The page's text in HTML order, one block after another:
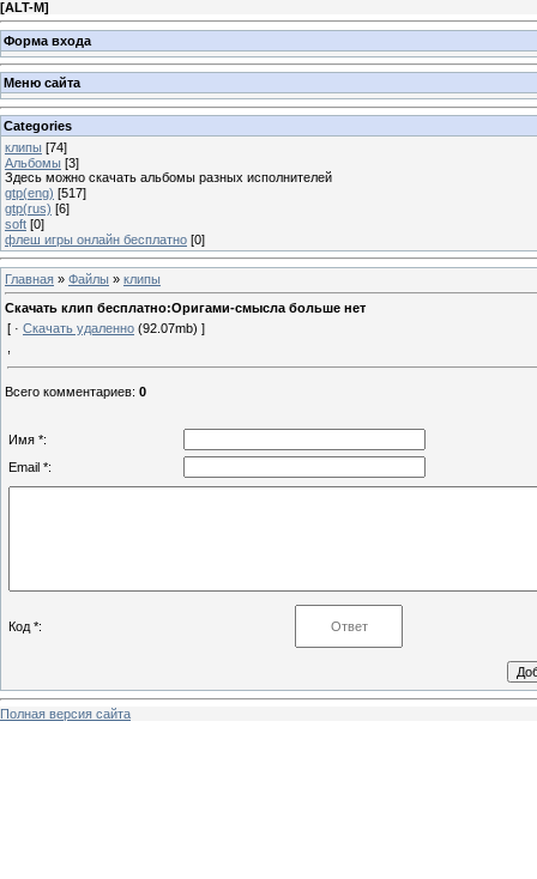
[ALT-M]
Форма входа
Меню сайта
Categories
клипы [74]
Альбомы [3]
Здесь можно скачать альбомы разных исполнителей
gtp(eng) [517]
gtp(rus) [6]
soft [0]
флеш игры онлайн бесплатно [0]
Главная » Файлы » клипы
Скачать клип бесплатно:Оригами-смысла больше нет
[ · Скачать удаленно (92.07mb) ]
Всего комментариев: 0
Имя *:
Email *:
Код *:
Полная версия сайта